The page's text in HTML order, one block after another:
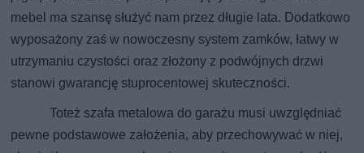
mebel ma szansę służyć nam przez długie lata. Dodatkowo
wyposażony zaś w nowoczesny system zamków, łatwy w
utrzymaniu czystości oraz złożony z podwójnych drzwi
stanowi gwarancję stuprocentowej skuteczności.
Toteż szafa metalowa do garażu musi uwzględniać
pewne podstawowe założenia, aby przechowywać w niej,